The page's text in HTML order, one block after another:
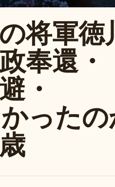
将軍徳
奉還・
・
った